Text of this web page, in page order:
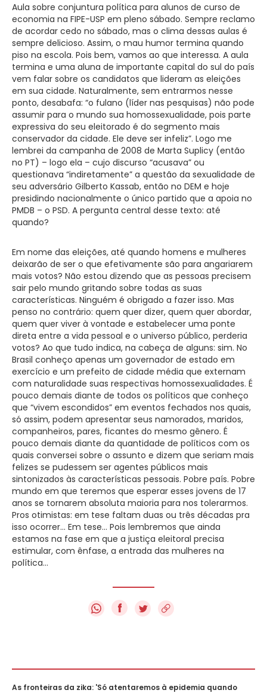
Aula sobre conjuntura política para alunos de curso de
economia na FIPE-USP em pleno sábado. Sempre reclamo
de acordar cedo no sábado, mas o clima dessas aulas é
sempre delicioso. Assim, o mau humor termina quando
piso na escola. Pois bem, vamos ao que interessa. A aula
termina e uma aluna de importante capital do sul do país
vem falar sobre os candidatos que lideram as eleições
em sua cidade. Naturalmente, sem entrarmos nesse
ponto, desabafa: “o fulano (líder nas pesquisas) não pode
assumir para o mundo sua homossexualidade, pois parte
expressiva do seu eleitorado é do segmento mais
conservador da cidade. Ele deve ser infeliz”. Logo me
lembrei da campanha de 2008 de Marta Suplicy (então
no PT) – logo ela – cujo discurso “acusava” ou
questionava “indiretamente” a questão da sexualidade de
seu adversário Gilberto Kassab, então no DEM e hoje
presidindo nacionalmente o único partido que a apoia no
PMDB – o PSD. A pergunta central desse texto: até
quando?
Em nome das eleições, até quando homens e mulheres
deixarão de ser o que efetivamente são para angariarem
mais votos? Não estou dizendo que as pessoas precisem
sair pelo mundo gritando sobre todas as suas
características. Ninguém é obrigado a fazer isso. Mas
penso no contrário: quem quer dizer, quem quer abordar,
quem quer viver à vontade e estabelecer uma ponte
direta entre a vida pessoal e o universo público, perderia
votos? Ao que tudo indica, na cabeça de alguns: sim. No
Brasil conheço apenas um governador de estado em
exercício e um prefeito de cidade média que externam
com naturalidade suas respectivas homossexualidades. É
pouco demais diante de todos os políticos que conheço
que “vivem escondidos” em eventos fechados nos quais,
só assim, podem apresentar seus namorados, maridos,
companheiros, pares, ficantes do mesmo gênero. É
pouco demais diante da quantidade de políticos com os
quais conversei sobre o assunto e dizem que seriam mais
felizes se pudessem ser agentes públicos mais
sintonizados às características pessoais. Pobre país. Pobre
mundo em que teremos que esperar esses jovens de 17
anos se tornarem absoluta maioria para nos tolerarmos.
Pros otimistas: em tese faltam duas ou três décadas pra
isso ocorrer… Em tese… Pois lembremos que ainda
estamos na fase em que a justiça eleitoral precisa
estimular, com ênfase, a entrada das mulheres na
política…
f
As fronteiras da zika: 'Só atentaremos à epidemia quando